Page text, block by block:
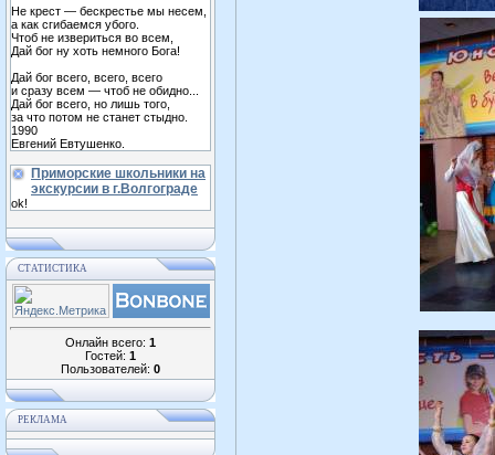
Не крест — бескрестье мы несем,
а как сгибаемся убого.
Чтоб не извериться во всем,
Дай бог ну хоть немного Бога!
Дай бог всего, всего, всего
и сразу всем — чтоб не обидно...
Дай бог всего, но лишь того,
за что потом не станет стыдно.
1990
Евгений Евтушенко.
Приморские школьники на
экскурсии в г.Волгограде
ok!
СТАТИСТИКА
Онлайн всего: 1
Гостей: 1
Пользователей: 0
РЕКЛАМА